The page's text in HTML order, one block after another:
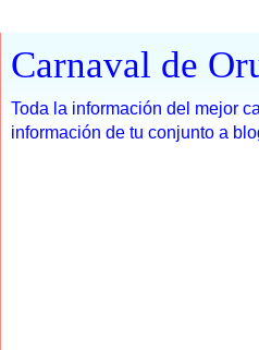
Carnaval de
Toda la información del mejor
información de tu conjunto a